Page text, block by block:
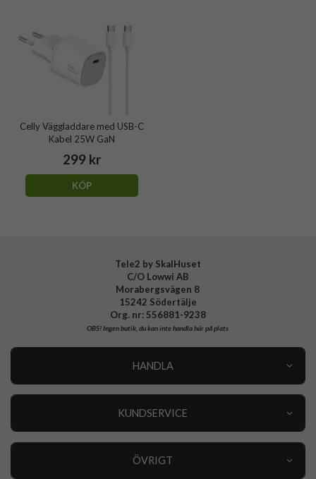
Celly Väggladdare med USB-C
Kabel 25W GaN
299 kr
KÖP
Tele2 by SkalHuset
C/O Lowwi AB
Morabergsvägen 8
15242 Södertälje
Org. nr: 556881-9238
OBS!Ingen butik, du kan inte handla här på plats
HANDLA
KUNDSERVICE
ÖVRIGT